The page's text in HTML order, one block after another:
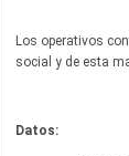
Los operativos
social y de esta
Datos: